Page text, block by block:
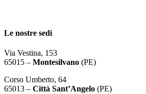
Le nostre sedi
Via Vestina, 153
65015 – Montesilvano (PE)
Corso Umberto, 64
65013 – Città Sant’Angelo (PE)